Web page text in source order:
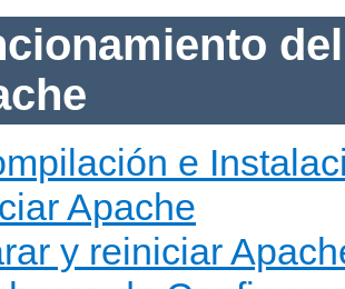
e
Apache
y reiniciar